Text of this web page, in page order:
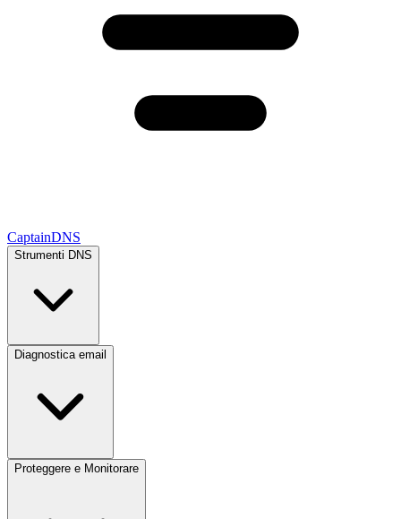
CaptainDNS
Strumenti DNS
Diagnostica email
Proteggere e Monitorare